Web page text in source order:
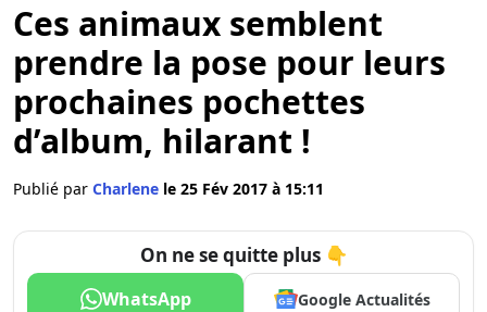
Ces animaux semblent
prendre la pose pour leurs
prochaines pochettes
d’album, hilarant !
Publié par Charlene le 25 Fév 2017 à 15:11
On ne se quitte plus 👇
WhatsApp Google Actualités